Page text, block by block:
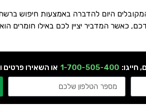
היום להדברה באמצעות חיפוש
כאשר המדביר יציין לכם באילו חומרים
חייגו: 1-700-505-400 או השאירו פרטים